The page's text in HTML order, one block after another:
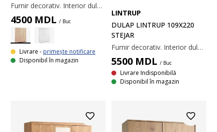
Furnir decorativ. Interior dulap: 4 rafturi și 1 bară pentru umerașe. 144x200x50 cm
4500 MDL / Buc
Livrare - primește notificare
Disponibil în magazin
LINTRUP
DULAP LINTRUP 109X220
STEJAR
Furnir decorativ. Interior dulap: 4 rafturi și 1 bară pentru umerașe. 109x220x61 cm
5500 MDL / Buc
Livrare Indisponibilă
Disponibil în magazin